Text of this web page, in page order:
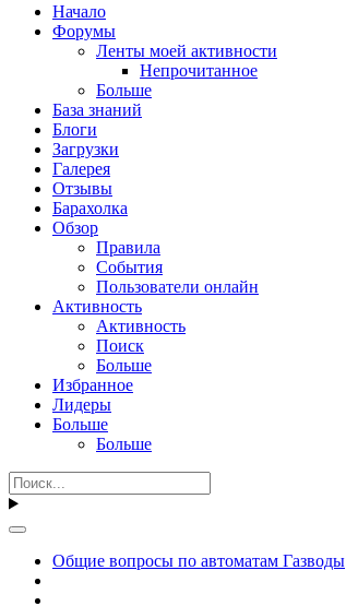
Начало
Форумы
Ленты моей активности
Непрочитанное
Больше
База знаний
Блоги
Загрузки
Галерея
Отзывы
Барахолка
Обзор
Правила
События
Пользователи онлайн
Активность
Активность
Поиск
Больше
Избранное
Лидеры
Больше
Больше
Общие вопросы по автоматам Газводы